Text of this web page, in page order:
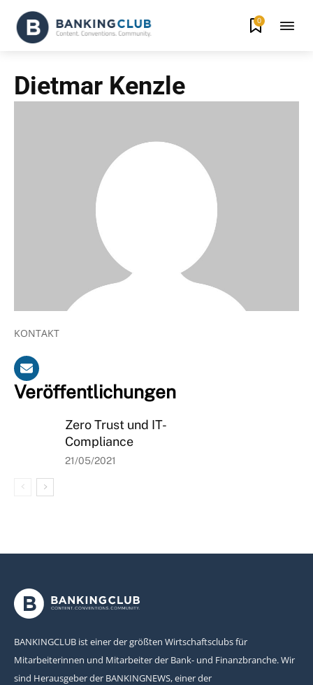
0
Dietmar Kenzle
KONTAKT
Veröffentlichungen
Zero Trust und IT-
Compliance
21/05/2021
BANKINGCLUB ist einer der größten Wirtschaftsclubs für
Mitarbeiterinnen und Mitarbeiter der Bank- und Finanzbranche. Wir
sind Herausgeber der BANKINGNEWS, einer der